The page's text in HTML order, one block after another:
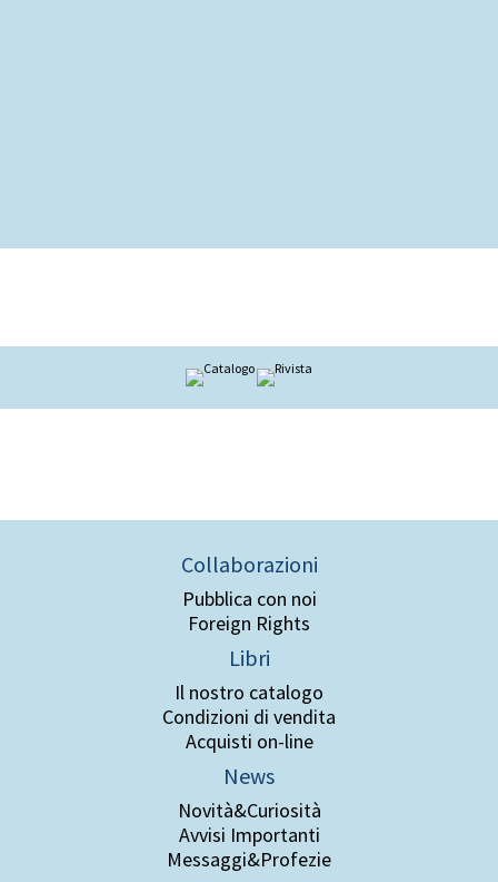
Collaborazioni
Pubblica con noi
Foreign Rights
Libri
Il nostro catalogo
Condizioni di vendita
Acquisti on-line
News
Novità&Curiosità
Avvisi Importanti
Messaggi&Profezie